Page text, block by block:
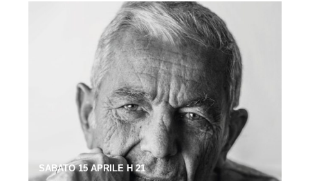
SABATO 15 APRILE H 21